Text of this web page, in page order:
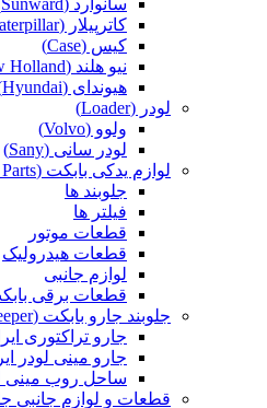
سانوارد (Sunward)
کاترپیلار (Caterpillar)
کیس (Case)
نیو هلند (New Holland)
هیوندای (Hyundai)
لودر (Loader)
ولوو (Volvo)
لودر سانی (Sany)
لوازم یدکی بابکت (Bobcat Spare Parts)
جلوبند ها
فیلتر ها
قطعات موتور
قطعات هیدرولیک
لوازم جانبی
قطعات برقی
جلوبند جارو بابکت (Bobcat Sweeper)
جارو تراکتوری
جارو مینی لودر
ساحل روب مینی